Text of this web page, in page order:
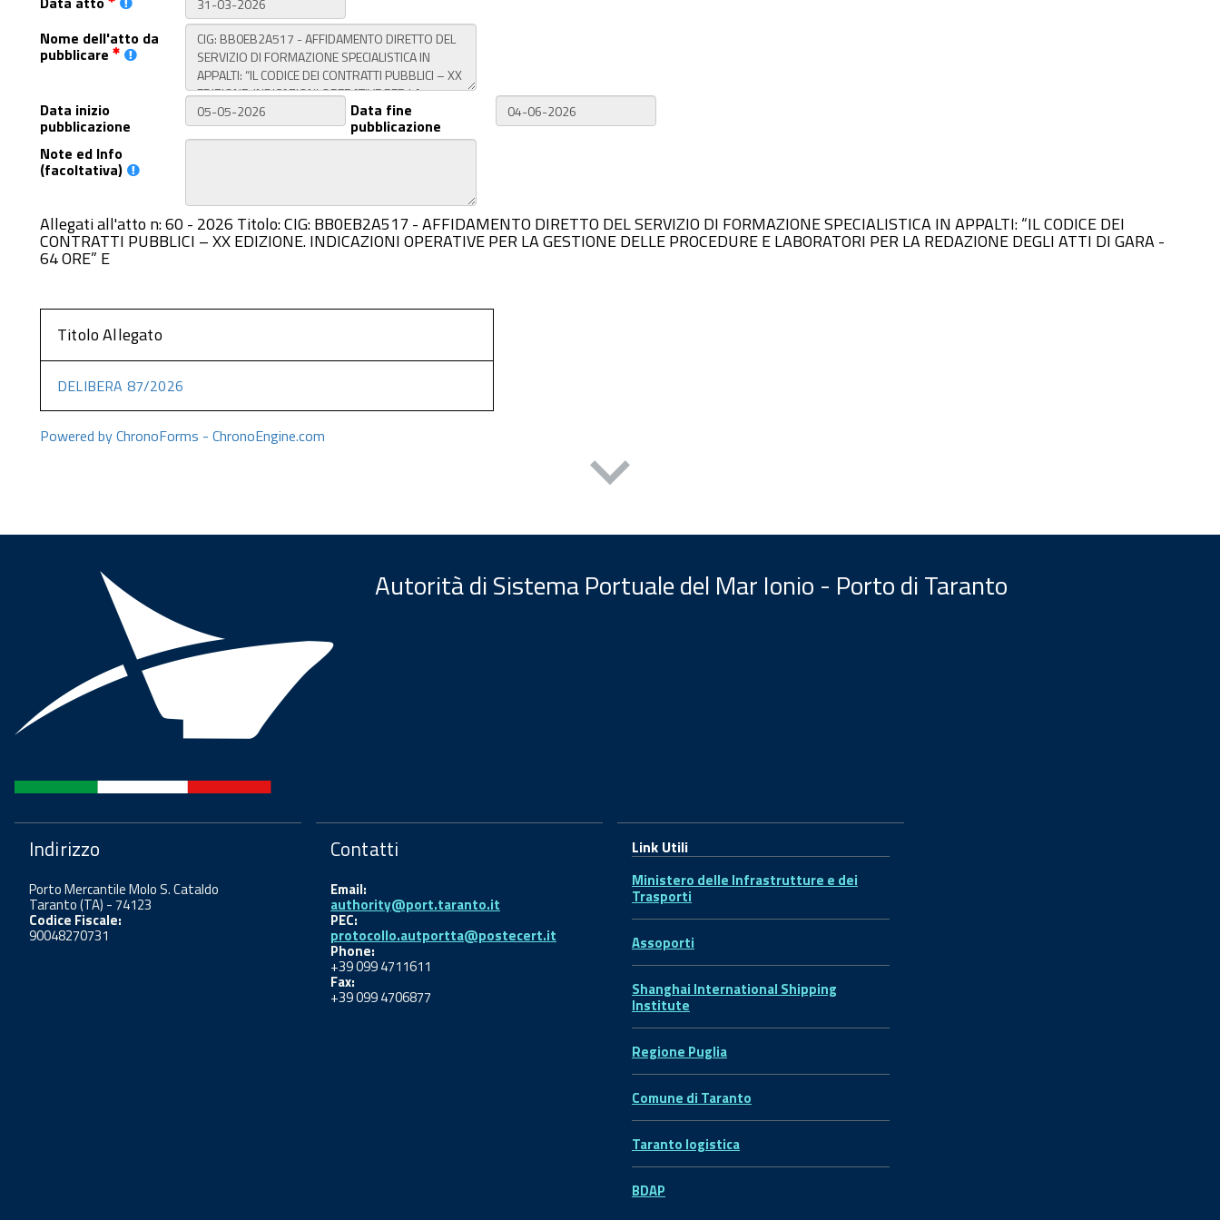
Nome dell'atto da
pubblicare
Data inizio
pubblicazione
Data fine
pubblicazione
Note ed Info
(facoltativa)
Allegati all'atto n: 60 - 2026 Titolo: CIG: BB0EB2A517 - AFFIDAMENTO DIRETTO DEL SERVIZIO DI FORMAZIONE SPECIALISTICA IN APPALTI: “IL CODICE DEI
CONTRATTI PUBBLICI – XX EDIZIONE. INDICAZIONI OPERATIVE PER LA GESTIONE DELLE PROCEDURE E LABORATORI PER LA REDAZIONE DEGLI ATTI DI GARA -
64 ORE” E
Titolo Allegato
DELIBERA 87/2026
Powered by ChronoForms - ChronoEngine.com
Autorità di Sistema Portuale del Mar Ionio - Porto di Taranto
Indirizzo
Porto Mercantile Molo S. Cataldo
Taranto (TA) - 74123
Codice Fiscale:
90048270731
Contatti
Email:
authority@port.taranto.it
PEC:
protocollo.autportta@postecert.it
Phone:
+39 099 4711611
Fax:
+39 099 4706877
Link Utili
Ministero delle Infrastrutture e dei
Trasporti
Assoporti
Shanghai International Shipping
Institute
Regione Puglia
Comune di Taranto
Taranto logistica
BDAP